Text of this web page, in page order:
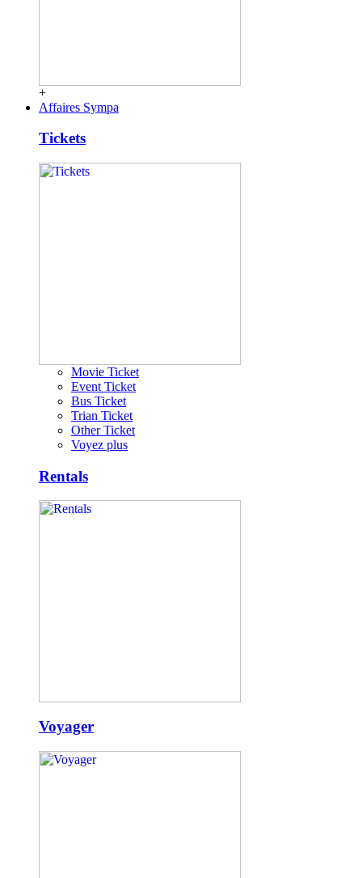
+
Affaires Sympa
Tickets
Movie Ticket
Event Ticket
Bus Ticket
Trian Ticket
Other Ticket
Voyez plus
Rentals
Voyager